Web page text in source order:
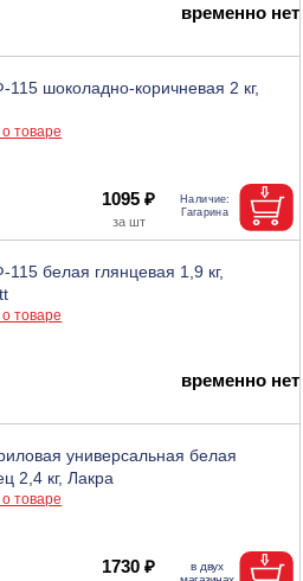
временно нет
шоколадно-коричневая 2 кг,
товаре
1095 ₽
белая глянцевая 1,9 кг,
товаре
временно нет
универсальная белая
2,4 кг, Лакра
товаре
1730 ₽